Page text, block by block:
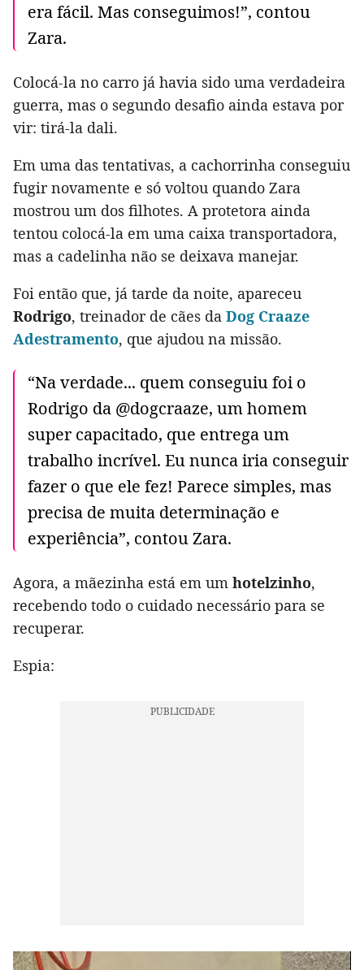
era fácil. Mas conseguimos!”, contou
Zara.
Colocá-la no carro já havia sido uma verdadeira
guerra, mas o segundo desafio ainda estava por
vir: tirá-la dali.
Em uma das tentativas, a cachorrinha conseguiu
fugir novamente e só voltou quando Zara
mostrou um dos filhotes. A protetora ainda
tentou colocá-la em uma caixa transportadora,
mas a cadelinha não se deixava manejar.
Foi então que, já tarde da noite, apareceu
Rodrigo, treinador de cães da Dog Craaze
Adestramento, que ajudou na missão.
“Na verdade... quem conseguiu foi o
Rodrigo da @dogcraaze, um homem
super capacitado, que entrega um
trabalho incrível. Eu nunca iria conseguir
fazer o que ele fez! Parece simples, mas
precisa de muita determinação e
experiência”, contou Zara.
Agora, a mãezinha está em um hotelzinho,
recebendo todo o cuidado necessário para se
recuperar.
Espia: